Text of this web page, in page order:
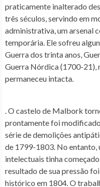
praticamente inalterado
três séculos, servindo em
administrativa, um arsenal
temporária. Ele sofreu
Guerra dos trinta anos,
Guerra Nórdica (1700-21),
permaneceu intacta.
. O castelo de Malbork
prontamente foi
série de demolições
de 1799-1803. No entanto,
intelectuais tinha
resultado de sua pressão
histórico em 1804. O